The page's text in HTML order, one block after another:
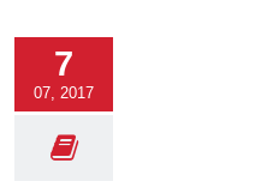
7
07, 2017